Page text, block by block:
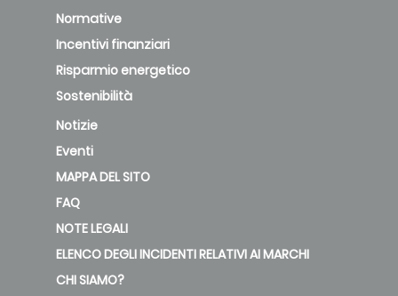
Normative
Incentivi finanziari
Risparmio energetico
Sostenibilità
Notizie
Eventi
MAPPA DEL SITO
FAQ
NOTE LEGALI
ELENCO DEGLI INCIDENTI RELATIVI AI MARCHI
CHI SIAMO?